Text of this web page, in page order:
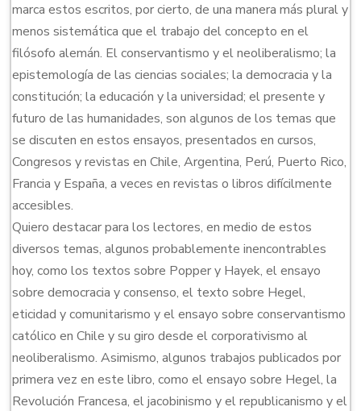
marca estos escritos, por cierto, de una manera más plural y
menos sistemática que el trabajo del concepto en el
filósofo alemán. El conservantismo y el neoliberalismo; la
epistemología de las ciencias sociales; la democracia y la
constitución; la educación y la universidad; el presente y
futuro de las humanidades, son algunos de los temas que
se discuten en estos ensayos, presentados en cursos,
Congresos y revistas en Chile, Argentina, Perú, Puerto Rico,
Francia y España, a veces en revistas o libros difícilmente
accesibles.
Quiero destacar para los lectores, en medio de estos
diversos temas, algunos probablemente inencontrables
hoy, como los textos sobre Popper y Hayek, el ensayo
sobre democracia y consenso, el texto sobre Hegel,
eticidad y comunitarismo y el ensayo sobre conservantismo
católico en Chile y su giro desde el corporativismo al
neoliberalismo. Asimismo, algunos trabajos publicados por
primera vez en este libro, como el ensayo sobre Hegel, la
Revolución Francesa, el jacobinismo y el republicanismo y el